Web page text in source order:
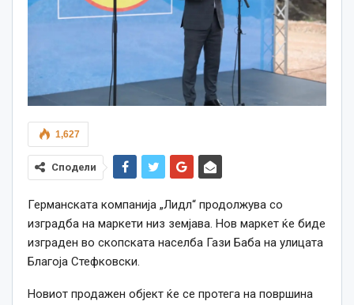
1,627
Сподели
Германската компанија „Лидл“ продолжува со
изградба на маркети низ земјава. Нов маркет ќе биде
изграден во скопската населба Гази Баба на улицата
Благоја Стефковски.
Новиот продажен објект ќе се протега на површина